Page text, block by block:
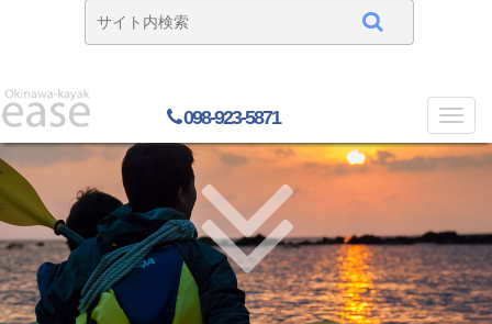
098-923-5871